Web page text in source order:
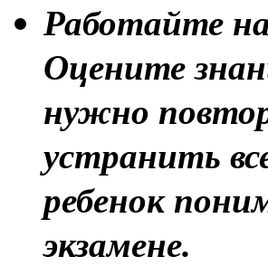
Работайте
Оцените
нужно
устранить
ребенок
экзамене.